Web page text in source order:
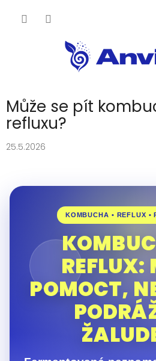
Může se pít
refluxu?
25.5.2026
KOMBUCHA • REFLUX •
REFLUX:
POMOCT,